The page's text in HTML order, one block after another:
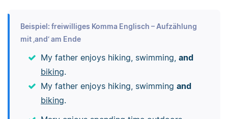
Beispiel: freiwilliges Komma Englisch – Aufzählung
mit ‚and‘ am Ende
My father enjoys hiking, swimming, and
biking.
My father enjoys hiking, swimming and
biking.